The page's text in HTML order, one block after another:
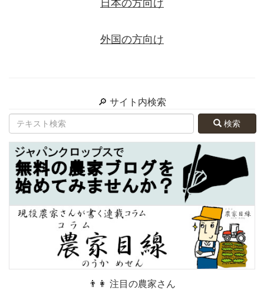
日本の方向け
外国の方向け
🔎 サイト内検索
検索
👨👩 注目の農家さん